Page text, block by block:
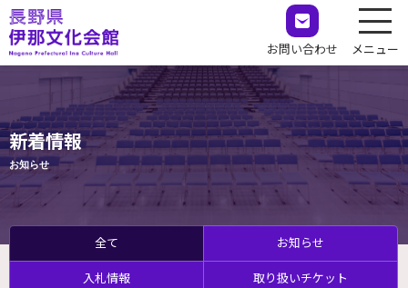
お問い合わせ メニュー
新着情報
お知らせ
全て お知らせ
入札情報 取り扱いチケット